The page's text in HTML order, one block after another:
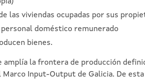
las viviendas ocupadas por sus
doméstico remunerado
bienes.
amplía la frontera de producción
Input-Output de Galicia. De